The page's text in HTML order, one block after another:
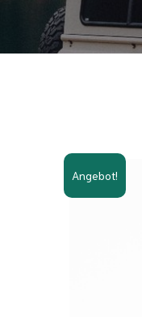
Angebot!